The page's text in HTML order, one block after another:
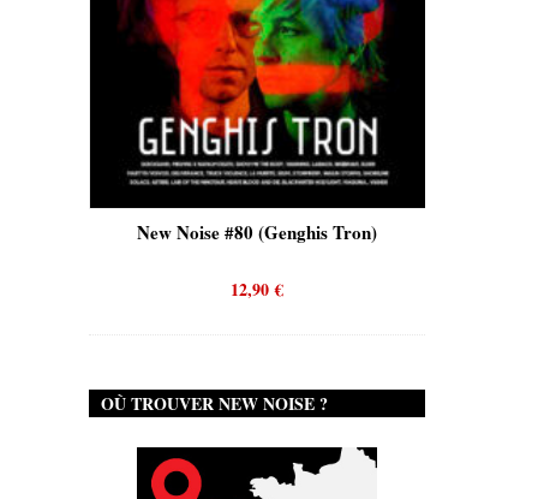
New Noise #80 (Genghis Tron)
12,90€
OÙ TROUVER NEW NOISE ?